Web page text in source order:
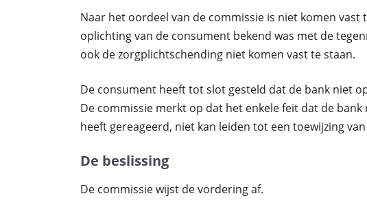
Naar het oordeel van de commissie is niet komen
oplichting van de consument bekend was met de
ook de zorgplichtschending niet komen vast te staan.
De consument heeft tot slot gesteld dat de bank niet
De commissie merkt op dat het enkele feit dat de
heeft gereageerd, niet kan leiden tot een toewijzing
De beslissing
De commissie wijst de vordering af.